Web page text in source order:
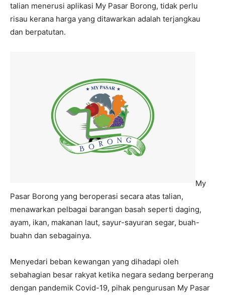
talian menerusi aplikasi My Pasar Borong, tidak perlu
risau kerana harga yang ditawarkan adalah terjangkau
dan berpatutan.
My
Pasar Borong yang beroperasi secara atas talian,
menawarkan pelbagai barangan basah seperti daging,
ayam, ikan, makanan laut, sayur-sayuran segar, buah-
buahn dan sebagainya.
Menyedari beban kewangan yang dihadapi oleh
sebahagian besar rakyat ketika negara sedang berperang
dengan pandemik Covid-19, pihak pengurusan My Pasar